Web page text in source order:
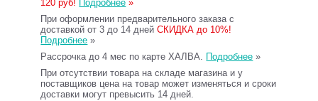
120 руб! Подробнее »
При оформлении предварительного заказа с
доставкой от 3 до 14 днейСКИДКА до 10%!
Подробнее »
Рассрочка до 4 мес по карте ХАЛВА. Подробнее »
При отсутствии товара на складе магазина и у
поставщиков цена на товар может изменяться и сроки
доставки могут превысить 14 дней.